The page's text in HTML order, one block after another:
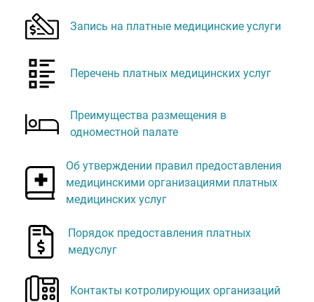
Запись на платные медицинские услуги
Перечень платных медицинских услуг
Преимущества размещения в
одноместной палате
Об утверждении правил предоставления
медицинскими организациями платных
медицинских услуг
Порядок предоставления платных
медуслуг
Контакты котролирующих организаций